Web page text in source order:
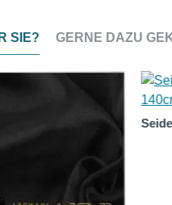
SIE? GERNE DAZU